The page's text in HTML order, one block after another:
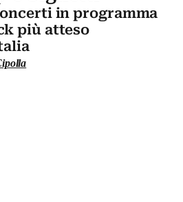
in programma
più atteso